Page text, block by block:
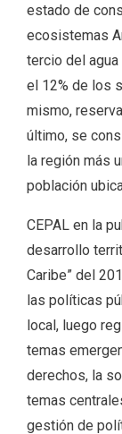
estado de
ecosistemas
tercio del
el 12% de los
mismo,
último, se
la región más
población
CEPAL en la
desarrollo
Caribe” del
las políticas
local, luego
temas
derechos, la
temas
gestión de